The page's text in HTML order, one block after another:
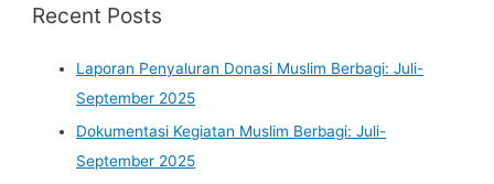
Recent Posts
Laporan Penyaluran Donasi Muslim Berbagi: Juli-
September 2025
Dokumentasi Kegiatan Muslim Berbagi: Juli-
September 2025